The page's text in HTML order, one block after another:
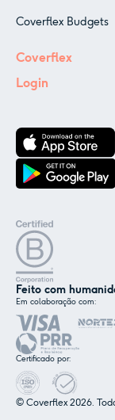
Coverflex Budgets
Coverflex
Login
Feito com
Em colaboração com:
Certificado por:
© Coverflex 2026.
Nós e os
tecnologias
mencionado